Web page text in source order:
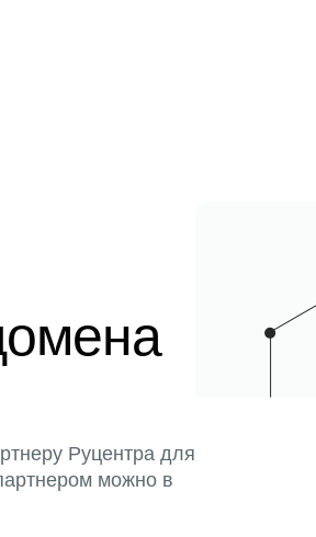
Руцентра для
можно в